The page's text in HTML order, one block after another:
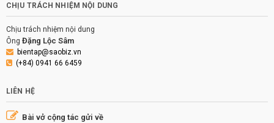
CHỊU TRÁCH NHIỆM NỘI DUNG
Chịu trách nhiệm nội dung
Ông Đặng Lộc Sâm
bientap@saobiz.vn
(+84) 0941 66 6459
LIÊN HỆ
Bài vở cộng tác gửi về